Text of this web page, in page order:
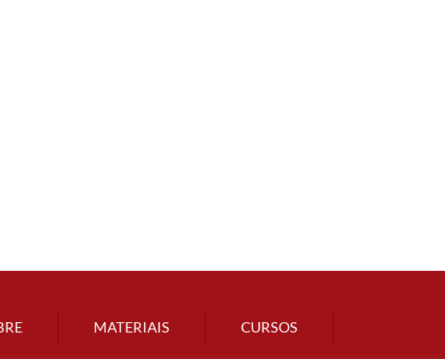
MATERIAIS CURSOS